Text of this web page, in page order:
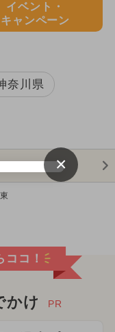
イベント・
キャンペーン
奈川県
コ！
かけ PR
×